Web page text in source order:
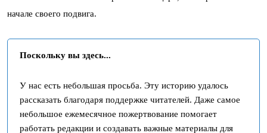
начале своего подвига.
Поскольку вы здесь...
У нас есть небольшая просьба. Эту историю удалось
рассказать благодаря поддержке читателей. Даже самое
небольшое ежемесячное пожертвование помогает
работать редакции и создавать важные материалы для